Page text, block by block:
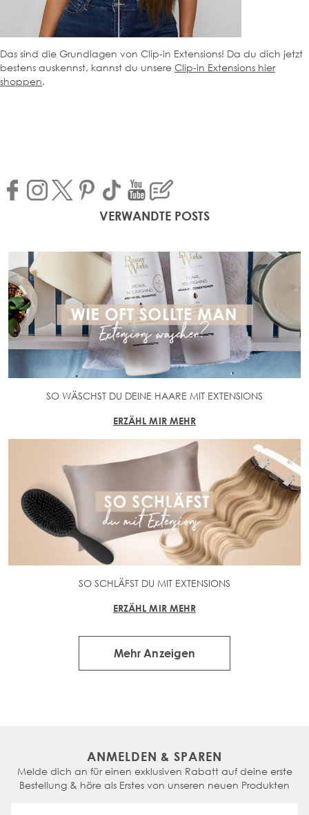
Das sind die Grundlagen von Clip-in Extensions! Da du dich jetzt
bestens auskennst, kannst du unsere Clip-in Extensions hier
shoppen.
VERWANDTE POSTS
SO WÄSCHST DU DEINE HAARE MIT EXTENSIONS
ERZÄHL MIR MEHR
SO SCHLÄFST DU MIT EXTENSIONS
ERZÄHL MIR MEHR
Mehr Anzeigen
ANMELDEN & SPAREN
Melde dich an für einen exklusiven Rabatt auf deine erste
Bestellung & höre als Erstes von unseren neuen Produkten